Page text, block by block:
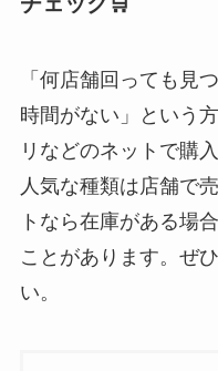
「何店舗回っても見
時間がない」という
リなどのネットで購
人気な種類は店舗で
トなら在庫がある場
ことがあります。ぜ
い。